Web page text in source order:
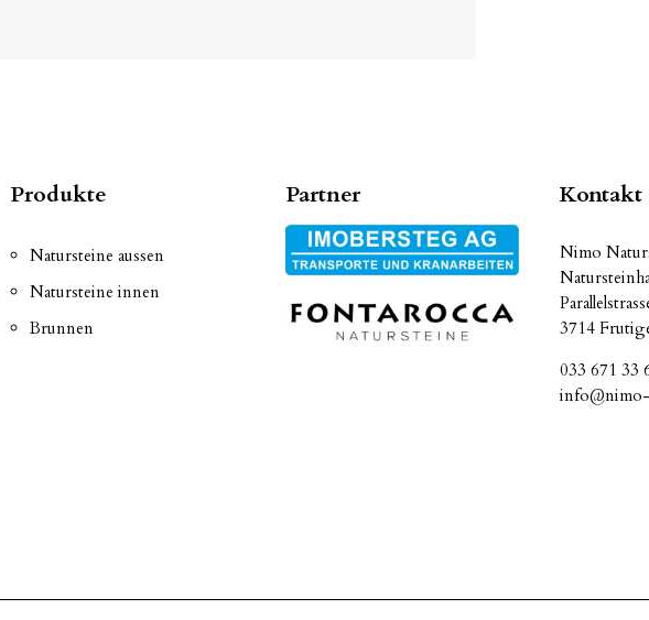
Produkte
Natursteine aussen
Natursteine innen
Brunnen
Partner Kontakt
Nimo
3714
033 671 33